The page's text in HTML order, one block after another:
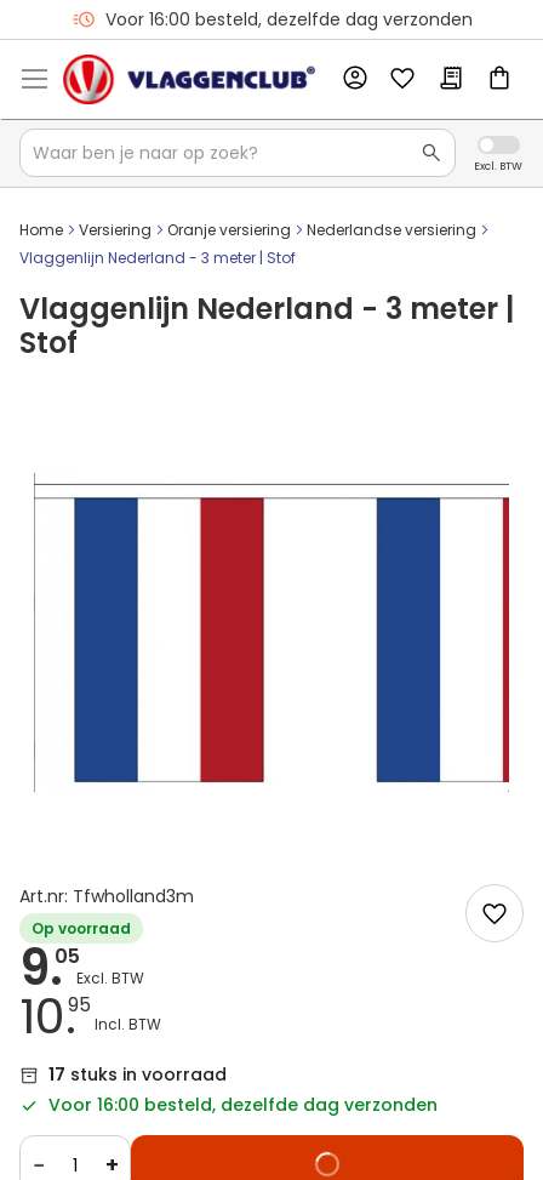
Voor 16:00 besteld, dezelfde dag verzonden
Home Versiering Oranje versiering
Nederlandse versiering
Vlaggenlijn Nederland - 3 meter | Stof
Vlaggenlijn Nederland - 3 meter |
Stof
Art.nr: Tfwholland3m
Op voorraad
9.05
10.95
17 stuks in voorraad
Voor 16:00 besteld, dezelfde dag verzonden
− +